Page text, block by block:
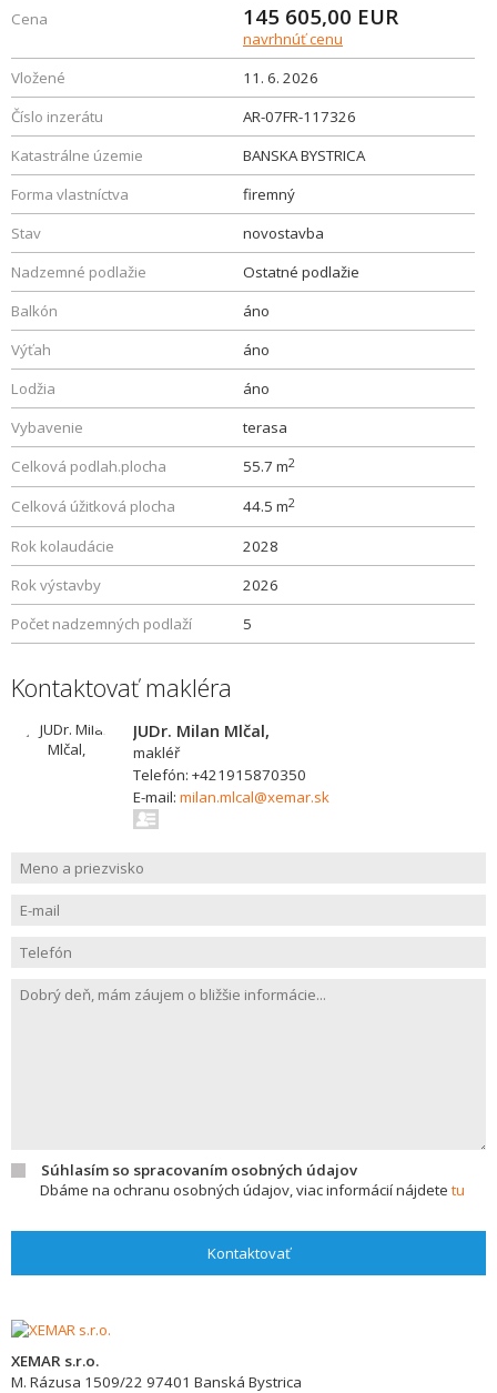
Cena 145 605,00 EUR
navrhnúť cenu
Vložené
11. 6. 2026
Číslo inzerátu
AR-07FR-117326
Katastrálne územie
BANSKA BYSTRICA
Forma vlastníctva
firemný
Stav
novostavba
Nadzemné podlažie
Ostatné podlažie
Balkón
áno
Výťah
áno
Lodžia
áno
Vybavenie
terasa
Celková podlah.plocha
55.7 m2
Celková úžitková plocha 44.5 m2
Rok kolaudácie
2028
Rok výstavby
2026
Počet nadzemných podlaží
5
Kontaktovať makléra
JUDr. Milan Mlčal,
makléř
Telefón: +421915870350
E-mail: milan.mlcal@xemar.sk
Súhlasím so spracovaním osobných údajov
Dbáme na ochranu osobných údajov, viac informácií nájdete tu
Kontaktovať
XEMAR s.r.o.
M. Rázusa 1509/22 97401 Banská Bystrica